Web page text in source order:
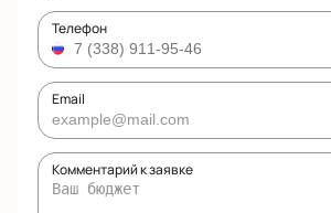
Телефон
Email
Комментарий к заявке